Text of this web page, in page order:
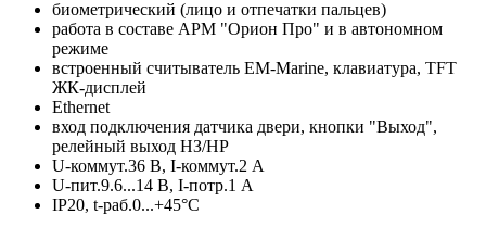
биометрический (лицо и отпечатки пальцев)
работа в составе АРМ "Орион Про" и в автономном
режиме
встроенный считыватель EM-Marine, клавиатура, TFT
ЖК-дисплей
Ethernet
вход подключения датчика двери, кнопки "Выход",
релейный выход НЗ/НР
U-коммут.36 В, I-коммут.2 А
U-пит.9.6...14 В, I-потр.1 А
IP20, t-раб.0...+45°С